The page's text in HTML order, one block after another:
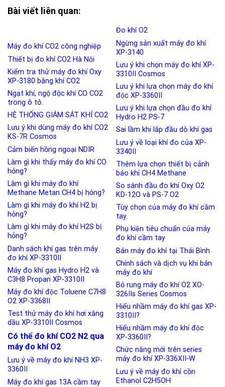
Bài viết liên quan:
Máy đo khí CO2 công nghiệp
Thiết bị đo khí CO2 Hà Nội
Kiểm tra thử máy đo khí Oxy
XP-3180 bằng khí CO2
Ngạt khí, ngộ độc khí CO CO2
trong ô tô.
HỆ THỐNG GIÁM SÁT KHÍ CO2
Lưu ý khi dùng máy đo khí CO2
KS-7R Cosmos
Cảm biến hồng ngoại NDIR
Làm gì khi thấy máy đo khí CO
hỏng?
Làm gì khi máy đo khí
Methane Metan CH4 bị hỏng?
Làm gì khi máy đo khí H2 bị
hỏng?
Làm gì khi máy đo khí H2S bị
hỏng?
Danh sách khí gas trên máy
đo khí XP-3310II
Máy đo khí gas Hydro H2 và
C3H8 Propan XP-3310II
Máy đo khí độc Toluene C7H8
O2 XP-3368II
Test thử máy đo khí hơi xăng
dầu XP-3310II Cosmos
Có thể đo khí CO2 N2 qua
máy đo khí O2
Lưu ý về máy đo khí NH3 XP-
3360II
Máy đo khí gas 13A cầm tay
Đo khí O2
Ngừng sản xuất máy đo khí
XP-3140
Lưu ý khi chọn máy đo khí XP-
3310II Cosmos
Lưu ý khi lựa chọn máy đo khí
độc XP-3360II
Lưu ý khi lựa chọn đầu đo khí
Hydro H2 PS-7
Sai lầm khi lắp đầu dò khí gas
Lưu ý về loại khí đo của XP-
3340II
Thêm lựa chọn thiết bị cảnh
báo khí CH4 Methane
So sánh đầu đo khí Oxy O2
KD-12O và PS-7 O2
Tùy chọn của máy đo khí cầm
tay.
Phụ kiện tiêu chuẩn của máy
đo khí cầm tay
Bán máy đo khí tại Thái Bình
Chính sách và dịch vụ khi bán
máy đo khí
Bỏ rung máy đo khí O2 XO-
326IIs Series Cosmos
Hiểu nhầm máy đo khí gas XP-
3310II?
Hiểu nhầm máy đo khí độc
XP-3360II?
Chức năng mới trên series
máy đo khí XP-336XII-W
Lưu ý về máy đo khí cồn
Ethanol C2H5OH